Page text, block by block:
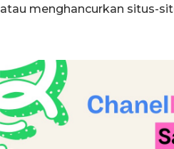
atau menghancurkan situs-